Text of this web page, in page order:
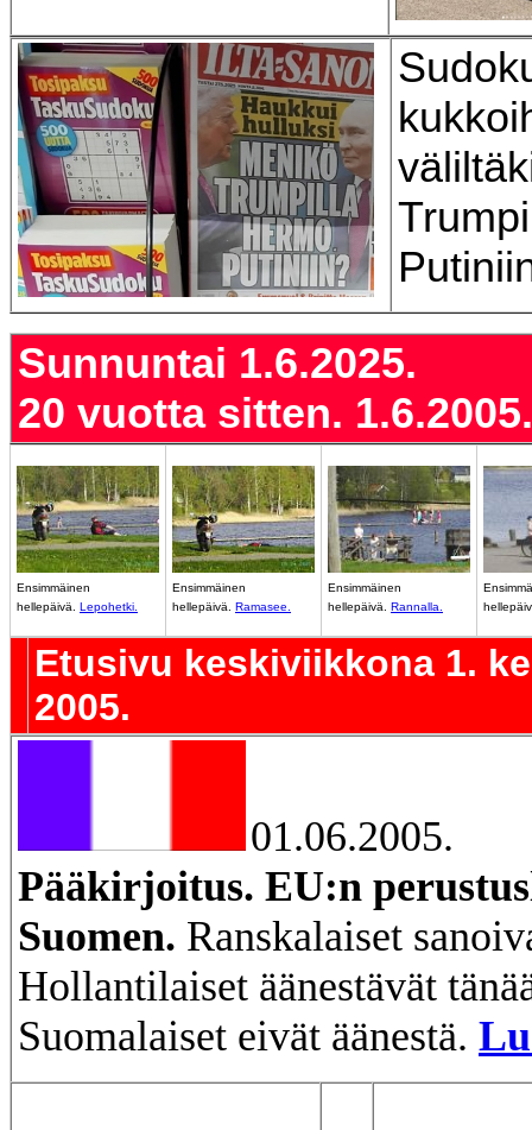
Sunnuntai 1.6.2025.
20 vuotta sitten. 1.6.2005.
Ensimmäinen
hellepäivä. Lepohetki.
Ensimmäinen
hellepäivä. Ramasee
Ensimmäinen
hellepäivä. Rannalla.
Etusivu keskiviikkona 1.
2005.
01.06.2005.
Pääkirjoitus. EU:n
Suomen. Ranskalaiset
Hollantilaiset äänestävät
Suomalaiset eivät äänestä.